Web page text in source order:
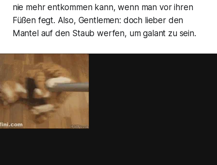
nie mehr entkommen kann, wenn man vor ihren
Füßen fegt. Also, Gentlemen: doch lieber den
Mantel auf den Staub werfen, um galant zu sein.